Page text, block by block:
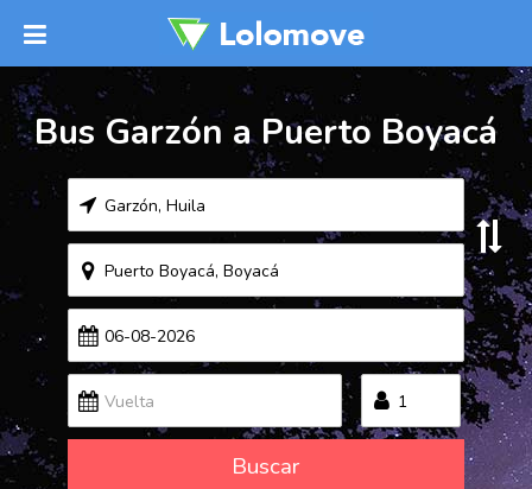
Bus Garzón a Puerto Boyacá
Buscar